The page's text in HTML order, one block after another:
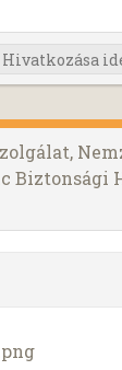
Hivatkozása
Biztonsági